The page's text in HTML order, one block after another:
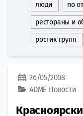
люди по
рестораны и
ростик групп
26/05/2008
ADME Новости